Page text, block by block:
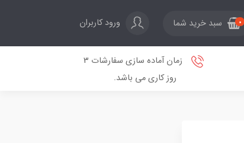
0 سبد خرید شما ورود کاربران
زمان آماده سازی سفارشات 3
روز کاری می باشد.